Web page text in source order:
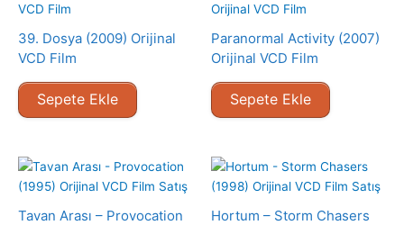
39. Dosya (2009) Orijinal
VCD Film
Sepete Ekle
Paranormal Activity (2007)
Orijinal VCD Film
Sepete Ekle
Tavan Arası – Provocation
Hortum – Storm Chasers